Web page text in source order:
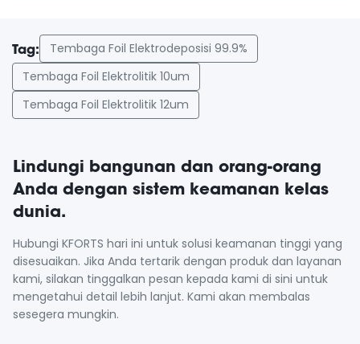
Tag:
Tembaga Foil Elektrodeposisi 99.9%
Tembaga Foil Elektrolitik 10um
Tembaga Foil Elektrolitik 12um
Lindungi bangunan dan orang-orang
Anda dengan sistem keamanan kelas
dunia.
Hubungi KFORTS hari ini untuk solusi keamanan tinggi yang
disesuaikan. Jika Anda tertarik dengan produk dan layanan
kami, silakan tinggalkan pesan kepada kami di sini untuk
mengetahui detail lebih lanjut. Kami akan membalas
sesegera mungkin.